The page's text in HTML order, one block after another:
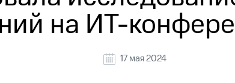
на ИТ-
17 мая 2024